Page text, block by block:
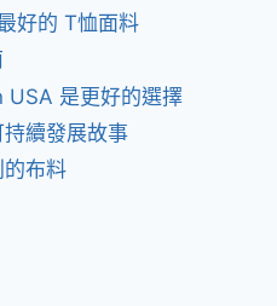
好的 T恤面料
是更好的選擇
續發展故事
布料